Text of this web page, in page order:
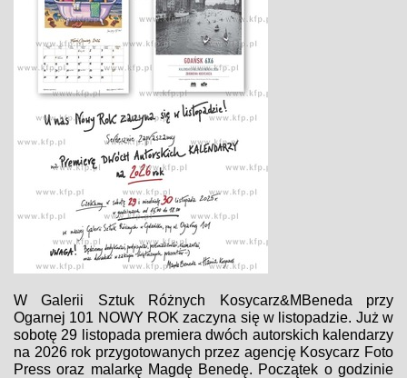
W Galerii Sztuk Różnych Kosycarz&MBeneda przy
Ogarnej 101 NOWY ROK zaczyna się w listopadzie. Już w
sobotę 29 listopada premiera dwóch autorskich kalendarzy
na 2026 rok przygotowanych przez agencję Kosycarz Foto
Press oraz malarkę Magdę Benedę. Początek o godzinie